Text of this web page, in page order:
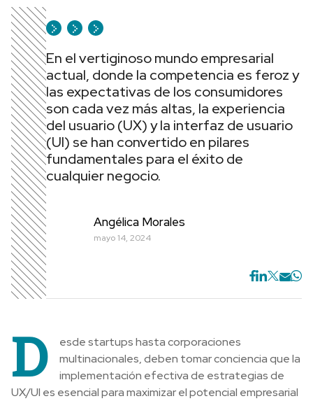
En el vertiginoso mundo empresarial
actual, donde la competencia es feroz y
las expectativas de los consumidores
son cada vez más altas, la experiencia
del usuario (UX) y la interfaz de usuario
(UI) se han convertido en pilares
fundamentales para el éxito de
cualquier negocio.
Angélica Morales
mayo 14, 2024
D
esde startups hasta corporaciones
multinacionales, deben tomar conciencia que la
implementación efectiva de estrategias de
UX/UI es esencial para maximizar el potencial empresarial